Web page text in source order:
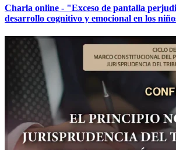
Charla online - "Exceso de pantalla
desarrollo cognitivo y emocional en los